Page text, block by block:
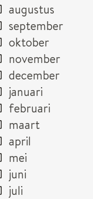
augustus
september
oktober
november
december
januari
februari
maart
april
mei
juni
juli